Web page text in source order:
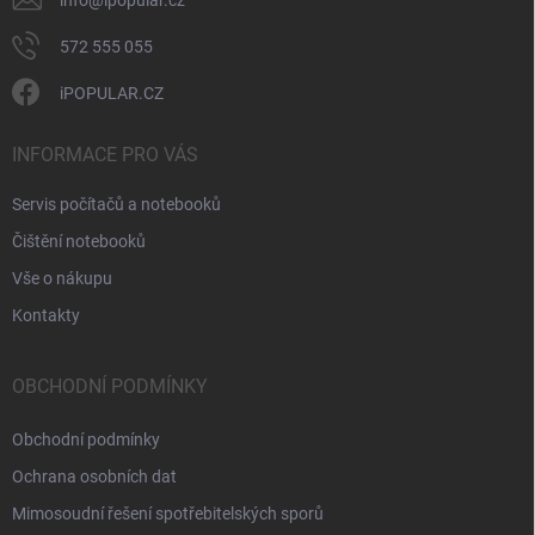
572 555 055
iPOPULAR.CZ
INFORMACE PRO VÁS
Servis počítačů a notebooků
Čištění notebooků
Vše o nákupu
Kontakty
OBCHODNÍ PODMÍNKY
Obchodní podmínky
Ochrana osobních dat
Mimosoudní řešení spotřebitelských sporů